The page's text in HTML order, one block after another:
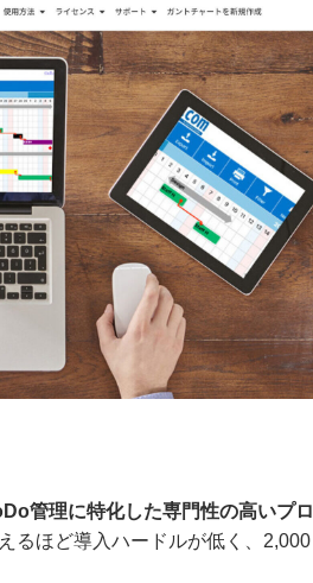
管理に特化した専門性の高いプロ
るほど導入ハードルが低く、2,000